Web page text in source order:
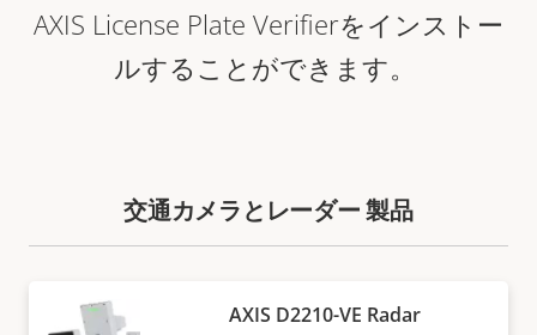
AXIS License Plate Verifierをインストー
ルすることができます。
交通カメラとレーダー 製品
AXIS D2210-VE Radar